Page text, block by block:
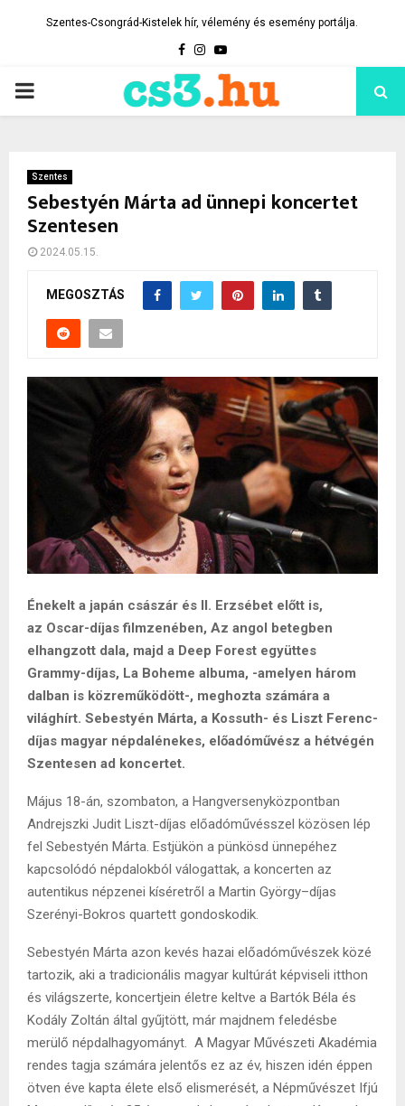
Szentes-Csongrád-Kistelek hír, vélemény és esemény portálja.
Facebook
Instagram
Youtube
PRIMARY
Szentes
Sebestyén Márta ad ünnepi koncertet
Szentesen
2024.05.15.
MEGOSZTÁS
Énekelt a japán császár és II. Erzsébet előtt is,
az Oscar-díjas filmzenében, Az angol betegben
elhangzott dala, majd a Deep Forest együttes
Grammy-díjas, La Boheme albuma, -amelyen három
dalban is közreműködött-, meghozta számára a
világhírt. Sebestyén Márta, a Kossuth- és Liszt Ferenc-
díjas magyar népdalénekes, előadóművész a hétvégén
Szentesen ad koncertet.
Május 18-án, szombaton, a Hangversenyközpontban
Andrejszki Judit Liszt-díjas előadóművésszel közösen lép
fel Sebestyén Márta. Estjükön a pünkösd ünnepéhez
kapcsolódó népdalokból válogattak, a koncerten az
autentikus népzenei kíséretről a Martin György–díjas
Szerényi-Bokros quartett gondoskodik.
Sebestyén Márta azon kevés hazai előadóművészek közé
tartozik, aki a tradicionális magyar kultúrát képviseli itthon
és világszerte, koncertjein életre keltve a Bartók Béla és
Kodály Zoltán által gyűjtött, már majdnem feledésbe
merülő népdalhagyományt. A Magyar Művészeti Akadémia
rendes tagja számára jelentős ez az év, hiszen idén éppen
ötven éve kapta élete első elismerését, a Népművészet Ifjú